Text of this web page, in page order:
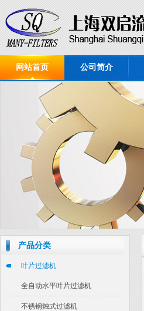
网站首页 公司简介
产品分类
叶片过滤机
全自动水平叶片过滤机
不锈钢烛式过滤机